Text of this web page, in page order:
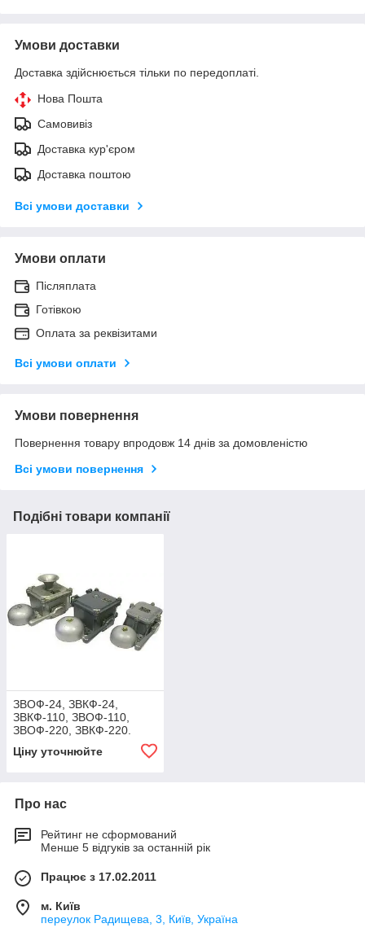
Умови доставки
Доставка здійснюється тільки по передоплаті.
Нова Пошта
Самовивіз
Доставка кур'єром
Доставка поштою
Всі умови доставки
Умови оплати
Післяплата
Готівкою
Оплата за реквізитами
Всі умови оплати
Умови повернення
Повернення товару впродовж 14 днів за домовленістю
Всі умови повернення
Подібні товари компанії
ЗВОФ-24, ЗВКФ-24,
ЗВКФ-110, ЗВОФ-110,
ЗВОФ-220, ЗВКФ-220.
Ціну уточнюйте
Про нас
Рейтинг не сформований
Менше 5 відгуків за останній рік
Працює з 17.02.2011
м. Київ
переулок Радищева, 3, Київ, Україна